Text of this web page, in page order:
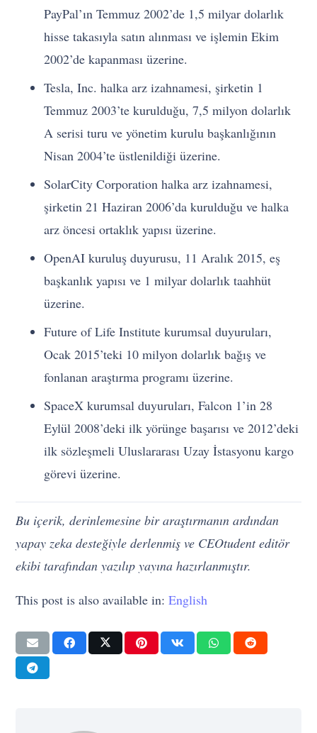
PayPal’ın Temmuz 2002’de 1,5 milyar dolarlık
hisse takasıyla satın alınması ve işlemin Ekim
2002’de kapanması üzerine.
Tesla, Inc. halka arz izahnamesi, şirketin 1
Temmuz 2003’te kurulduğu, 7,5 milyon dolarlık
A serisi turu ve yönetim kurulu başkanlığının
Nisan 2004’te üstlenildiği üzerine.
SolarCity Corporation halka arz izahnamesi,
şirketin 21 Haziran 2006’da kurulduğu ve halka
arz öncesi ortaklık yapısı üzerine.
OpenAI kuruluş duyurusu, 11 Aralık 2015, eş
başkanlık yapısı ve 1 milyar dolarlık taahhüt
üzerine.
Future of Life Institute kurumsal duyuruları,
Ocak 2015’teki 10 milyon dolarlık bağış ve
fonlanan araştırma programı üzerine.
SpaceX kurumsal duyuruları, Falcon 1’in 28
Eylül 2008’deki ilk yörünge başarısı ve 2012’deki
ilk sözleşmeli Uluslararası Uzay İstasyonu kargo
görevi üzerine.
Bu içerik, derinlemesine bir araştırmanın ardından
yapay zeka desteğiyle derlenmiş ve CEOtudent editör
ekibi tarafından yazılıp yayına hazırlanmıştır.
This post is also available in:English